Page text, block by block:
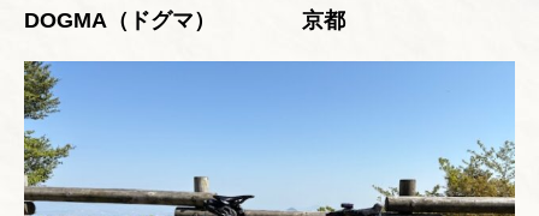
DOGMA（ドグマ） 京都